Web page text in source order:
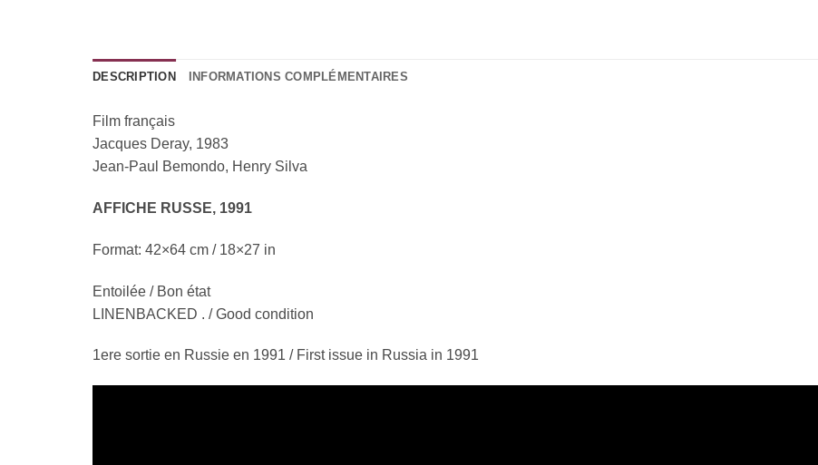
DESCRIPTION INFORMATIONS COMPLÉMENTAIRES
Film français
Jacques Deray, 1983
Jean-Paul Bemondo, Henry Silva
AFFICHE RUSSE, 1991
Format: 42×64 cm / 18×27 in
Entoilée / Bon état
LINENBACKED . / Good condition
1ere sortie en Russie en 1991 / First issue in Russia in 1991